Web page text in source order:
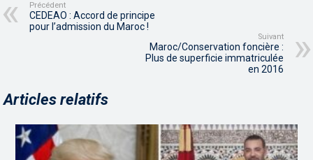
Précédent
CEDEAO : Accord de principe
pour l’admission du Maroc !
Suivant
Maroc/Conservation foncière :
Plus de superficie immatriculée
en 2016
Articles relatifs